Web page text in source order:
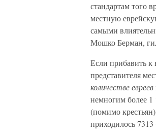
стандартам того
местную
самыми
Мошко Берман,
Если прибавить
представителя
количестве евреев
немногим более 1
(помимо
приходилось